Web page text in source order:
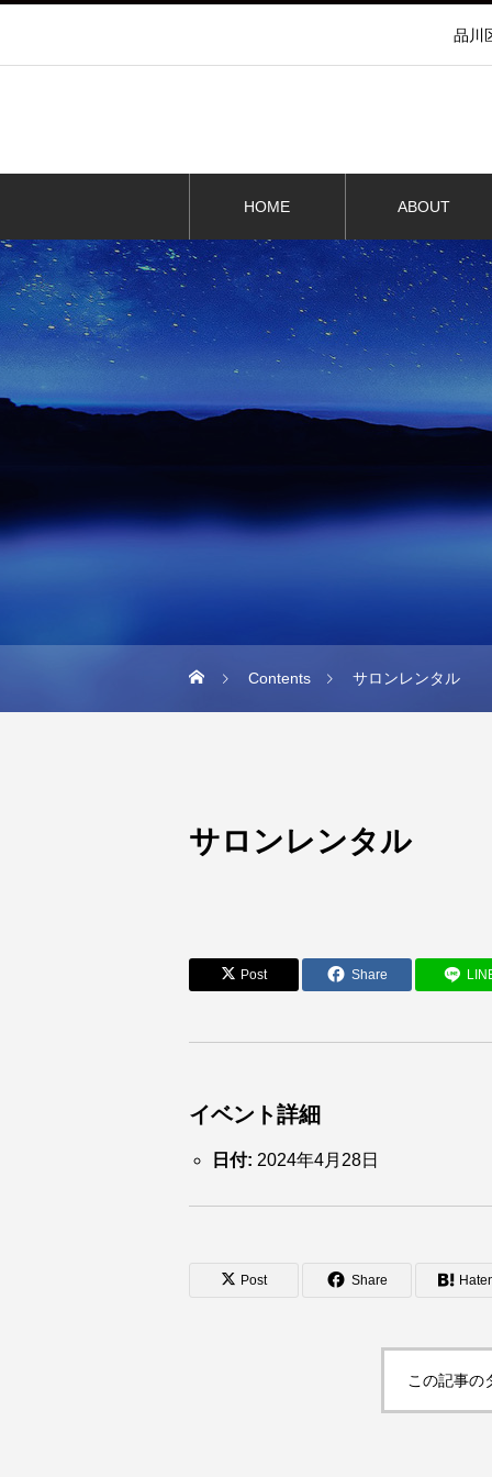
品川
HOME ABOUT
Contents サロンレンタル
サロンレンタル
Post Share
イベント詳細
日付: 2024年4月28日
Post Share
この記事の